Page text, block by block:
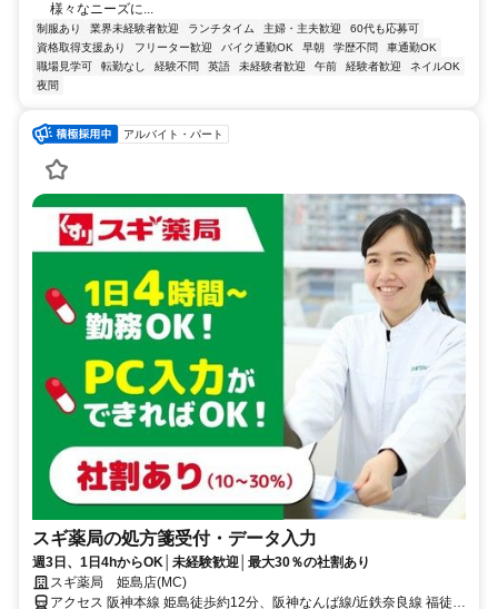
様々なニーズに...
制服あり 業界未経験者歓迎 ランチタイム 主婦・主夫歓迎
60代も応募可
資格取得支援あり
フリーター歓迎 バイク通勤OK 早朝 学歴不問
車通勤OK
職場見学可
転勤なし 経験不問 英語 未経験者歓迎 午前 経験者歓迎
ネイルOK
夜間
アルバイト・パート
スギ薬局の処方箋受付・データ入力
週3日、1日4hからOK│未経験歓迎│最大30％の社割あり
スギ薬局 姫島店(MC)
アクセス 阪神本線 姫島徒歩約12分、阪神なんば線/近鉄奈良線 福徒歩